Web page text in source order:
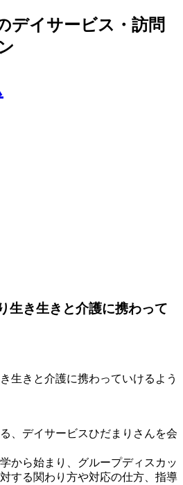
デイサービス・訪問
生き生きと介護に携わって
生きと介護に携わっていけるよう
、デイサービスひだまりさんを会
から始まり、グループディスカッ
する関わり方や対応の仕方、指導